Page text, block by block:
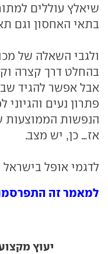
שיאלץ עוללים
בתאי האחסון וגם
ולגבי השאלה של
בהחלט דרך קצרה
אבל אפשר להגיד
הנפשות הממוצעות
אז... כן, יש מצב.
לדגמי אופל
למאמר זה התפרסמו 7
יעוץ